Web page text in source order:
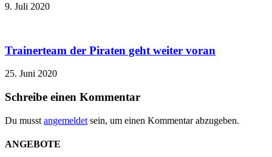
9. Juli 2020
Trainerteam der Piraten geht weiter voran
25. Juni 2020
Schreibe einen Kommentar
Du musst angemeldet sein, um einen Kommentar abzugeben.
ANGEBOTE